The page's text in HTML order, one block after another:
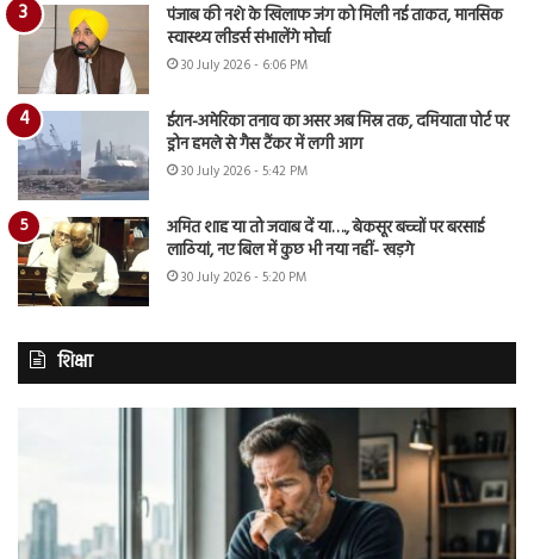
पंजाब की नशे के खिलाफ जंग को मिली नई ताकत, मानसिक
स्वास्थ्य लीडर्स संभालेंगे मोर्चा
30 July 2026 - 6:06 PM
ईरान-अमेरिका तनाव का असर अब मिस्र तक, दमियाता पोर्ट पर
ड्रोन हमले से गैस टैंकर में लगी आग
30 July 2026 - 5:42 PM
अमित शाह या तो जवाब दें या…., बेकसूर बच्चों पर बरसाई
लाठियां, नए बिल में कुछ भी नया नहीं- खड़गे
30 July 2026 - 5:20 PM
शिक्षा